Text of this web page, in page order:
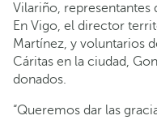
Vilariño, representantes
En Vigo, el director
Martínez, y voluntarios
Cáritas en la ciudad,
donados.
“Queremos dar las